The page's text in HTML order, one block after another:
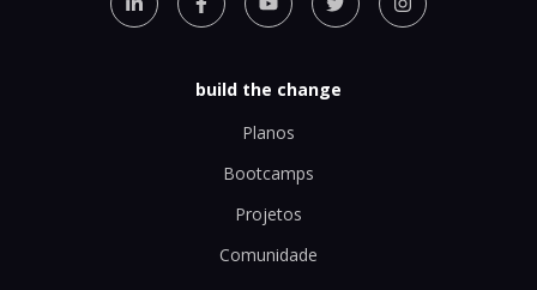
build the change
Planos
Bootcamps
Projetos
Comunidade